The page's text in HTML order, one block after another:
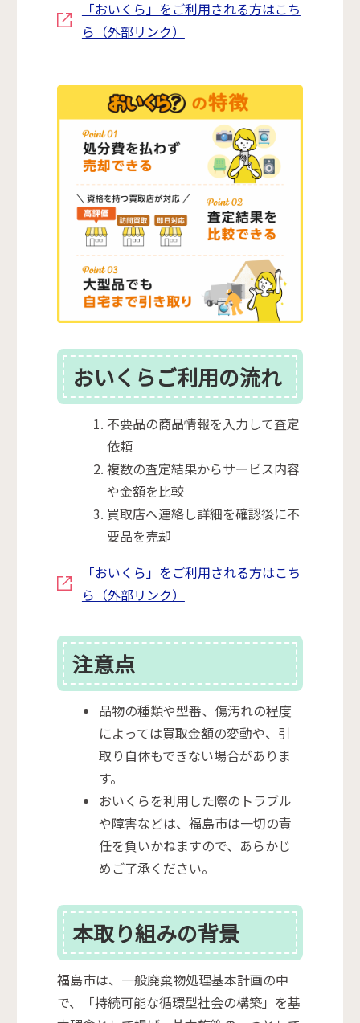
「おいくら」をご利用される方はこち
ら（外部リンク）
おいくらご利用の流れ
不要品の商品情報を入力して査定
依頼
複数の査定結果からサービス内容
や金額を比較
買取店へ連絡し詳細を確認後に不
要品を売却
「おいくら」をご利用される方はこち
ら（外部リンク）
注意点
品物の種類や型番、傷汚れの程度
によっては買取金額の変動や、引
取り自体もできない場合がありま
す。
おいくらを利用した際のトラブル
や障害などは、福島市は一切の責
任を負いかねますので、あらかじ
めご了承ください。
本取り組みの背景
福島市は、一般廃棄物処理基本計画の中
で、「持続可能な循環型社会の構築」を基